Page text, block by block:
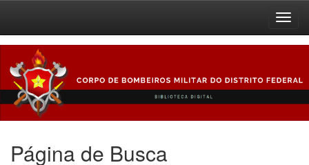
navigation
Página de Busca